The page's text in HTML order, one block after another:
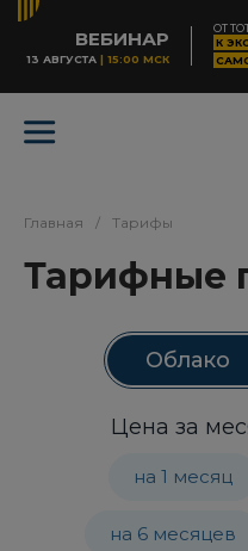
ВЕБИНАР
13 АВГУСТА | 15:00 МСК
ОТ
К
Главная / Тарифы
Тарифные
Облако
Цена за
на 1 месяц
на 6 месяцев